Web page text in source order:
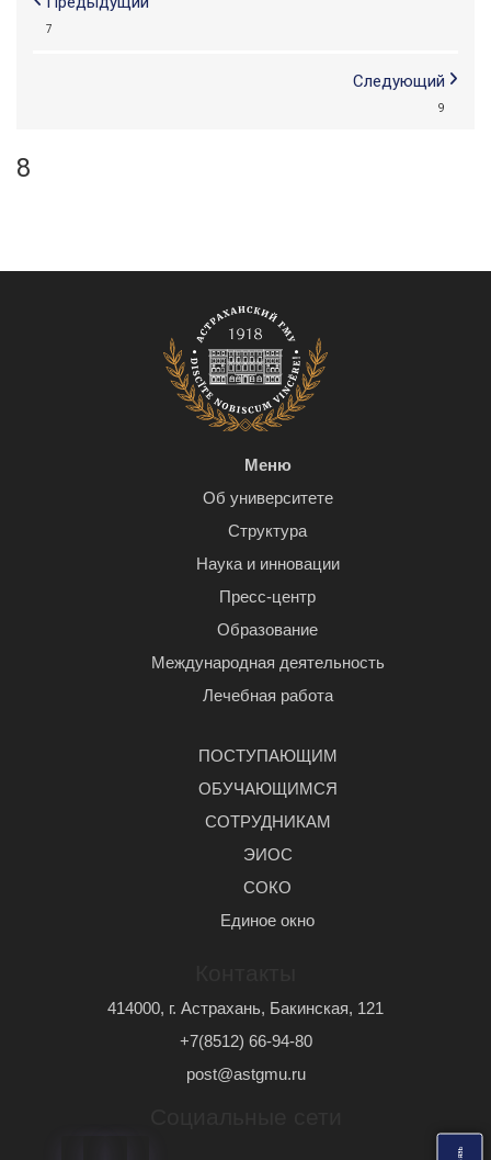
7
Следующий
9
8
Меню
Об университете
Структура
Наука и инновации
Пресс-центр
Образование
Международная деятельность
Лечебная работа
ПОСТУПАЮЩИМ
ОБУЧАЮЩИМСЯ
СОТРУДНИКАМ
ЭИОС
СОКО
Единое окно
414000, г. Астрахань, Бакинская, 121
+7(8512) 66-94-80
post@astgmu.ru